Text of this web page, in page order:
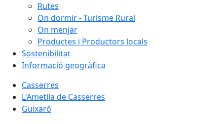
Rutes
On dormir - Turisme Rural
On menjar
Productes i Productors locals
Sostenibilitat
Informació geogràfica
Casserres
L'Ametlla de Casserres
Guixaró